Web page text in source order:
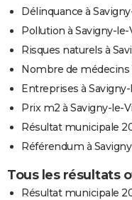
Délinquance à
Pollution à Savigny-le-
Risques naturels à
Nombre de médecins
Entreprises à
Prix m2 à Savigny-le-
Résultat municipale
Référendum à
Tous les résultats
Résultat municipale